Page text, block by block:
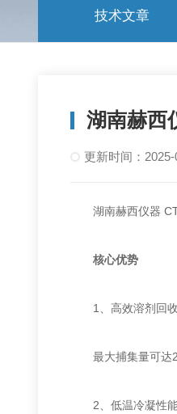
技术文章
湖南赫西
更新时间：2025-
湖南赫西仪器 CT-
核心优势
‌1、高效溶剂回收‌
最大捕集量可达
‌2、低温冷凝性